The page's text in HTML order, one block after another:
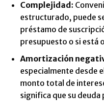
Complejidad:
estructurado, puede
préstamo de
presupuesto o si está
Amortización
especialmente desde
monto total de
significa que su